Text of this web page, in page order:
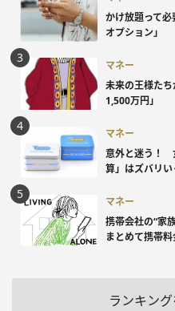
かけ放題って
オプション」
マネー
未来の王様た
1,500万円」
マネー
意外と迷う！
算」はズバリい
マネー
携帯会社の“家
まとめて携帯
ランキン